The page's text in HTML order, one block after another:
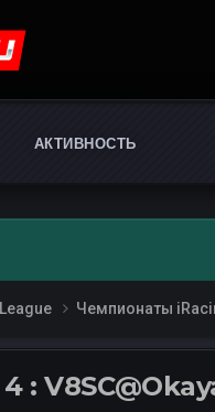
АКТИВНОСТЬ
Чемпионаты
: